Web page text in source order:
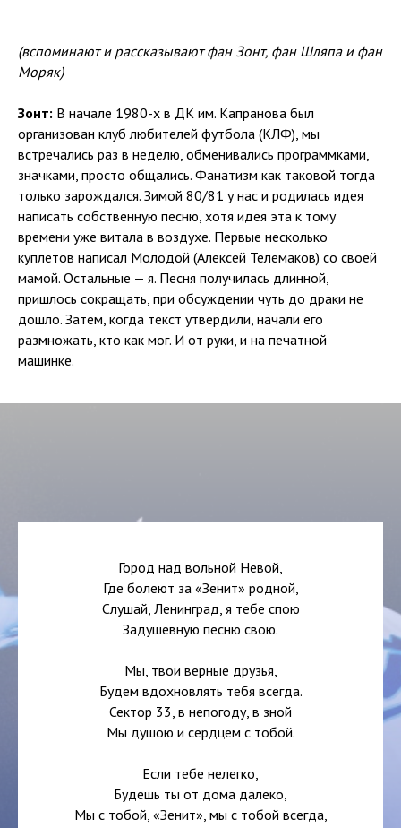
(вспоминают и рассказывают фан Зонт, фан Шляпа и фан
Моряк)
Зонт: В начале 1980-х в ДК им. Капранова был
организован клуб любителей футбола (КЛФ), мы
встречались раз в неделю, обменивались программками,
значками, просто общались. Фанатизм как таковой тогда
только зарождался. Зимой 80/81 у нас и родилась идея
написать собственную песню, хотя идея эта к тому
времени уже витала в воздухе. Первые несколько
куплетов написал Молодой (Алексей Телемаков) со своей
мамой. Остальные — я. Песня получилась длинной,
пришлось сокращать, при обсуждении чуть до драки не
дошло. Затем, когда текст утвердили, начали его
размножать, кто как мог. И от руки, и на печатной
машинке.
Город над вольной Невой,
Где болеют за «Зенит» родной,
Слушай, Ленинград, я тебе спою
Задушевную песню свою.
Мы, твои верные друзья,
Будем вдохновлять тебя всегда.
Сектор 33, в непогоду, в зной
Мы душою и сердцем с тобой.
Если тебе нелегко,
Будешь ты от дома далеко,
Мы с тобой, «Зенит», мы с тобой всегда,